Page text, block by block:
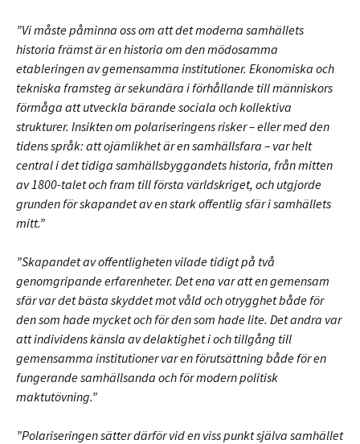
”Vi måste påminna oss om att det moderna samhällets
historia främst är en historia om den mödosamma
etableringen av gemensamma institutioner. Ekonomiska och
tekniska framsteg är sekundära i förhållande till människors
förmåga att utveckla bärande sociala och kollektiva
strukturer. Insikten om polariseringens risker – eller med den
tidens språk: att ojämlikhet är en samhällsfara – var helt
central i det tidiga samhällsbyggandets historia, från mitten
av 1800-talet och fram till första världskriget, och utgjorde
grunden för skapandet av en stark offentlig sfär i samhällets
mitt.”
”Skapandet av offentligheten vilade tidigt på två
genomgripande erfarenheter. Det ena var att en gemensam
sfär var det bästa skyddet mot våld och otrygghet både för
den som hade mycket och för den som hade lite. Det andra var
att individens känsla av delaktighet i och tillgång till
gemensamma institutioner var en förutsättning både för en
fungerande samhällsanda och för modern politisk
maktutövning.”
”Polariseringen sätter därför vid en viss punkt själva samhället